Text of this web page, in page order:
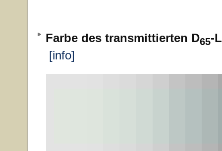
Farbe des transmittierten D65-
[info]